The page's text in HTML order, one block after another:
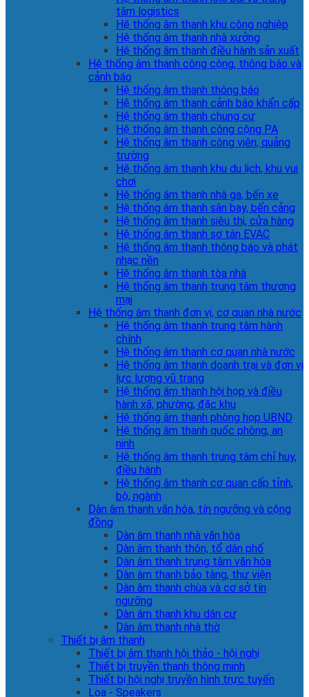
tâm logistics
Hệ thống âm thanh khu công nghiệp
Hệ thống âm thanh nhà xưởng
Hệ thống âm thanh điều hành sản xuất
Hệ thống âm thanh công cộng, thông báo và
cảnh báo
Hệ thống âm thanh thông báo
Hệ thống âm thanh cảnh báo khẩn cấp
Hệ thống âm thanh chung cư
Hệ thống âm thanh công cộng PA
Hệ thống âm thanh công viên, quảng
trường
Hệ thống âm thanh khu du lịch, khu vui
chơi
Hệ thống âm thanh nhà ga, bến xe
Hệ thống âm thanh sân bay, bến cảng
Hệ thống âm thanh siêu thị, cửa hàng
Hệ thống âm thanh sơ tán EVAC
Hệ thống âm thanh thông báo và phát
nhạc nền
Hệ thống âm thanh tòa nhà
Hệ thống âm thanh trung tâm thương
mại
Hệ thống âm thanh đơn vị, cơ quan nhà nước
Hệ thống âm thanh trung tâm hành
chính
Hệ thống âm thanh cơ quan nhà nước
Hệ thống âm thanh doanh trại và đơn vị
lực lượng vũ trang
Hệ thống âm thanh hội họp và điều
hành xã, phường, đặc khu
Hệ thống âm thanh phòng họp UBND
Hệ thống âm thanh quốc phòng, an
ninh
Hệ thống âm thanh trung tâm chỉ huy,
điều hành
Hệ thống âm thanh cơ quan cấp tỉnh,
bộ, ngành
Dàn âm thanh văn hóa, tín ngưỡng và cộng
đồng
Dàn âm thanh nhà văn hóa
Dàn âm thanh thôn, tổ dân phố
Dàn âm thanh trung tâm văn hóa
Dàn âm thanh bảo tàng, thư viện
Dàn âm thanh chùa và cơ sở tín
ngưỡng
Dàn âm thanh khu dân cư
Dàn âm thanh nhà thờ
Thiết bị âm thanh
Thiết bị âm thanh hội thảo - hội nghị
Thiết bị truyền thanh thông minh
Thiết bị hội nghị truyền hình trực tuyến
Loa - Speakers